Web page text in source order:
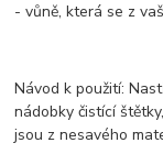
- vůně, která se z
Návod k použití:
nádobky čistící
jsou z nesavého